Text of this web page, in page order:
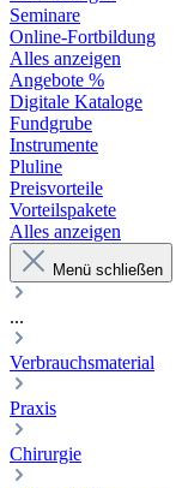
Seminare
Online-Fortbildung
Alles anzeigen
Angebote %
Digitale Kataloge
Fundgrube
Instrumente
Pluline
Preisvorteile
Vorteilspakete
Alles anzeigen
Menü schließen
...
Verbrauchsmaterial
Praxis
Chirurgie